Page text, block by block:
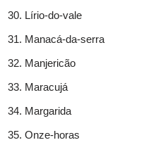
Lírio-do-vale
Manacá-da-serra
Manjericão
Maracujá
Margarida
Onze-horas